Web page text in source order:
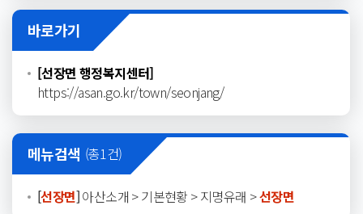
바로가기
[선장면 행정복지센터]
https://asan.go.kr/town/seonjang/
메뉴검색 (총1건)
[선장면]아산소개 > 기본현황 > 지명유래 >선장면